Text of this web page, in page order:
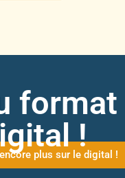
plus sur le digital !
!